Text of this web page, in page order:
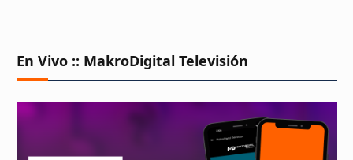
En Vivo :: MakroDigital Televisión